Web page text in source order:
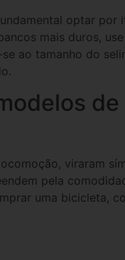
optar por
mais duros,
ao tamanho do
viraram
pela
uma bicicleta,